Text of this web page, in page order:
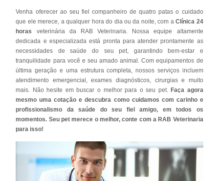
Venha oferecer ao seu fiel companheiro de quatro patas o cuidado
que ele merece, a qualquer hora do dia ou da noite, com aClínica 24
horas
veterinária da RAB Veterinaria. Nossa equipe altamente
dedicada e especializada está pronta para atender prontamente as
necessidades de saúde do seu pet, garantindo bem-estar e
tranquilidade para você e seu amado animal. Com equipamentos de
última geração e uma estrutura completa, nossos serviços incluem
atendimento emergencial, exames diagnósticos, cirurgias e muito
mais. Não hesite em buscar o melhor para o seu pet.Faça agora
mesmo uma cotação e descubra como cuidamos com carinho e
profissionalismo da saúde do seu fiel amigo, em todos os
momentos. Seu pet merece o melhor, conte com a RAB Veterinaria
para isso!